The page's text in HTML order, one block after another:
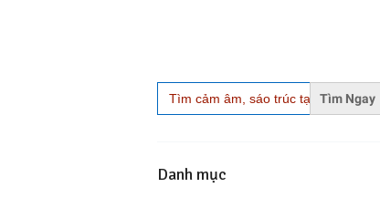
Search
for:
Danh mục